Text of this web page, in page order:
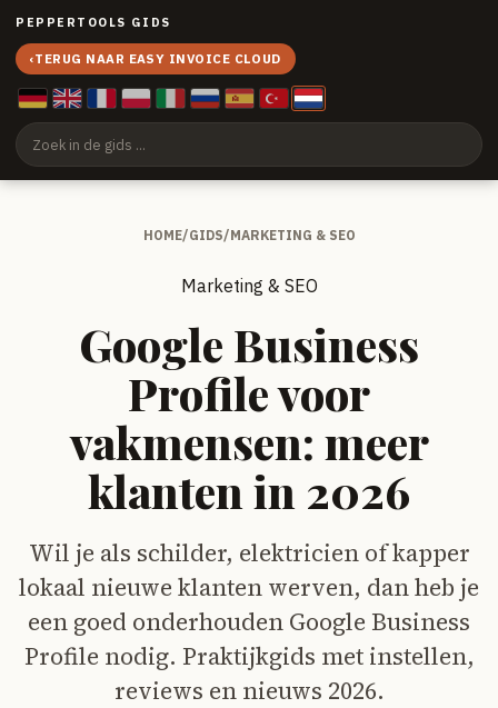
PEPPERTOOLS GIDS
‹TERUG NAAR EASY INVOICE CLOUD
HOME/GIDS/MARKETING & SEO
Marketing & SEO
Google Business
Profile voor
vakmensen: meer
klanten in 2026
Wil je als schilder, elektricien of kapper
lokaal nieuwe klanten werven, dan heb je
een goed onderhouden Google Business
Profile nodig. Praktijkgids met instellen,
reviews en nieuws 2026.